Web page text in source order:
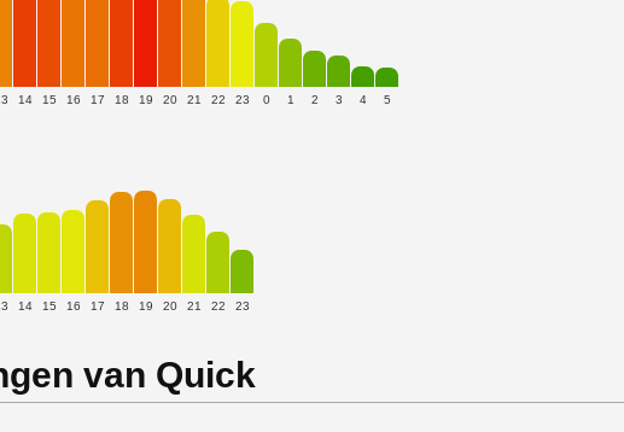
14 15 16 17 18 19 20 21 22 23 0 1 2 3 4 5
14 15 16 17 18 19 20 21 22 23
van Quick